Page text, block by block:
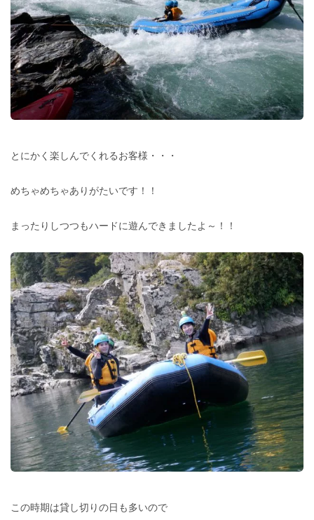
とにかく楽しんでくれるお客様・・・
めちゃめちゃありがたいです！！
まったりしつつもハードに遊んできましたよ～！！
この時期は貸し切りの日も多いので